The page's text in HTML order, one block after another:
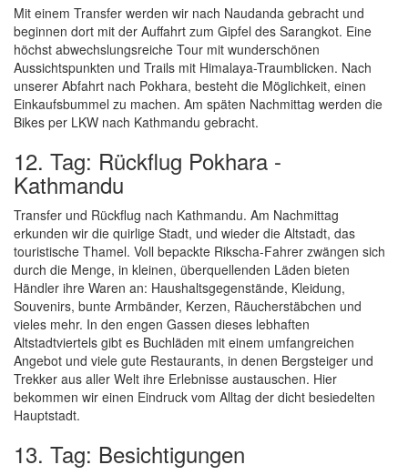
Mit einem Transfer werden wir nach Naudanda gebracht und
beginnen dort mit der Auffahrt zum Gipfel des Sarangkot. Eine
höchst abwechslungsreiche Tour mit wunderschönen
Aussichtspunkten und Trails mit Himalaya-Traumblicken. Nach
unserer Abfahrt nach Pokhara, besteht die Möglichkeit, einen
Einkaufsbummel zu machen. Am späten Nachmittag werden die
Bikes per LKW nach Kathmandu gebracht.
12. Tag: Rückflug Pokhara -
Kathmandu
Transfer und Rückflug nach Kathmandu. Am Nachmittag
erkunden wir die quirlige Stadt, und wieder die Altstadt, das
touristische Thamel. Voll bepackte Rikscha-Fahrer zwängen sich
durch die Menge, in kleinen, überquellenden Läden bieten
Händler ihre Waren an: Haushaltsgegenstände, Kleidung,
Souvenirs, bunte Armbänder, Kerzen, Räucherstäbchen und
vieles mehr. In den engen Gassen dieses lebhaften
Altstadtviertels gibt es Buchläden mit einem umfangreichen
Angebot und viele gute Restaurants, in denen Bergsteiger und
Trekker aus aller Welt ihre Erlebnisse austauschen. Hier
bekommen wir einen Eindruck vom Alltag der dicht besiedelten
Hauptstadt.
13. Tag: Besichtigungen